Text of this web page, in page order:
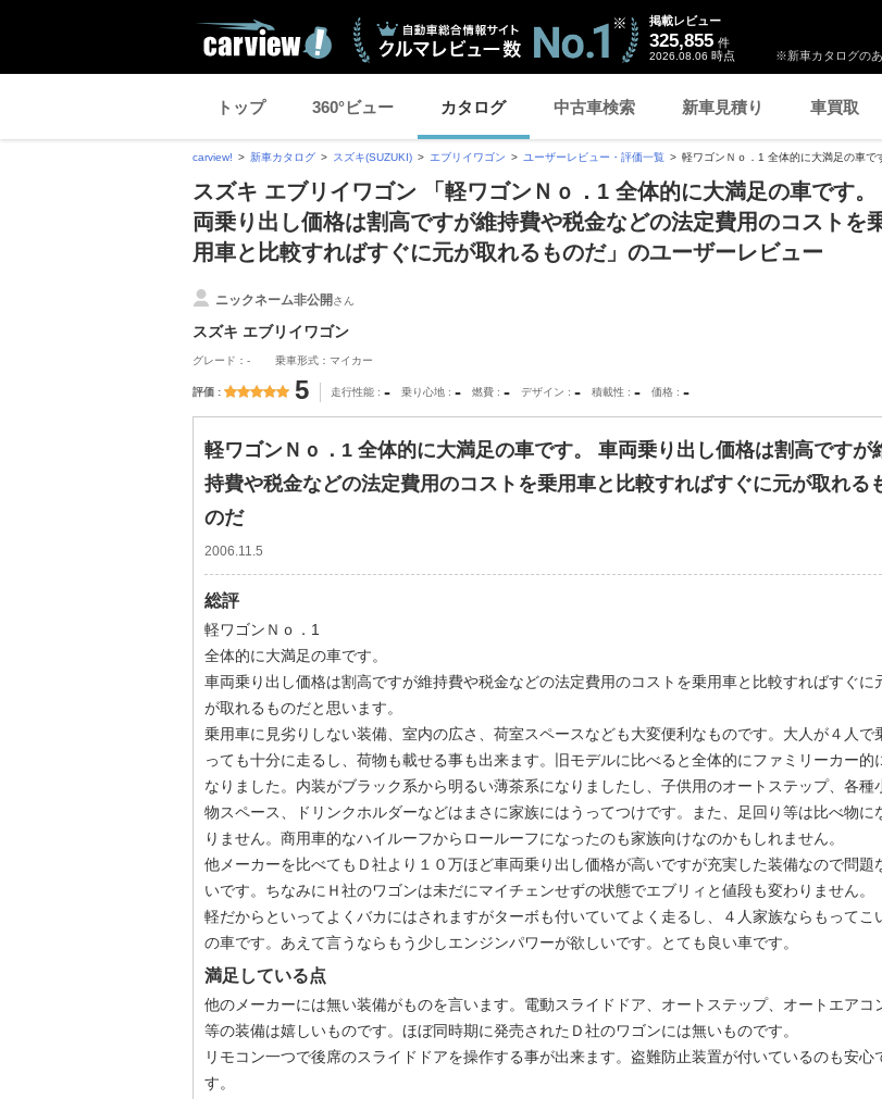
※新車カタログの
掲載レビュー
325,855 件
2026.08.06 時点
トップ 360°ビュー カタログ 中古車検索 新車見積り 車買取
carview! 新車カタログ スズキ(SUZUKI) エブリイワゴン ユーザーレビュー・評価一覧 軽ワゴンＮｏ．1 全体的に大満足の車で
スズキ エブリイワゴン 「軽ワゴンＮｏ．1 全体的に大満足の車です。
両乗り出し価格は割高ですが維持費や税金などの法定費用のコストを
用車と比較すればすぐに元が取れるものだ」のユーザーレビュー
ニックネーム非公開さん
スズキ エブリイワゴン
グレード：- 乗車形式：マイカー
評価 5 走行性能 - 乗り心地 - 燃費 - デザイン - 積載性 - 価格 -
軽ワゴンＮｏ．1 全体的に大満足の車です。 車両乗り出し価格は割高ですが
持費や税金などの法定費用のコストを乗用車と比較すればすぐに元が取れる
のだ
2006.11.5
総評
軽ワゴンＮｏ．1
全体的に大満足の車です。
車両乗り出し価格は割高ですが維持費や税金などの法定費用のコストを乗用車と比較すればすぐに
が取れるものだと思います。
乗用車に見劣りしない装備、室内の広さ、荷室スペースなども大変便利なものです。大人が４人で
っても十分に走るし、荷物も載せる事も出来ます。旧モデルに比べると全体的にファミリーカー的
なりました。内装がブラック系から明るい薄茶系になりましたし、子供用のオートステップ、各種
物スペース、ドリンクホルダーなどはまさに家族にはうってつけです。また、足回り等は比べ物に
りません。商用車的なハイルーフからロールーフになったのも家族向けなのかもしれません。
他メーカーを比べてもＤ社より１０万ほど車両乗り出し価格が高いですが充実した装備なので問題
いです。ちなみにＨ社のワゴンは未だにマイチェンせずの状態でエブリィと値段も変わりません。
軽だからといってよくバカにはされますがターボも付いていてよく走るし、４人家族ならもってこ
の車です。あえて言うならもう少しエンジンパワーが欲しいです。とても良い車です。
満足している点
他のメーカーには無い装備がものを言います。電動スライドドア、オートステップ、オートエアコ
等の装備は嬉しいものです。ほぼ同時期に発売されたＤ社のワゴンには無いものです。
リモコン一つで後席のスライドドアを操作する事が出来ます。盗難防止装置が付いているのも安心
す。